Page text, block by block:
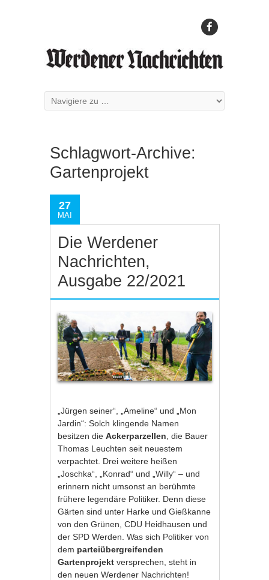
Schlagwort-Archive:
Gartenprojekt
27
MAI
Die Werdener
Nachrichten,
Ausgabe 22/2021
„Jürgen seiner“, „Ameline“ und „Mon
Jardin“: Solch klingende Namen
besitzen dieAckerparzellen , die Bauer
Thomas Leuchten seit neuestem
verpachtet. Drei weitere heißen
„Joschka“, „Konrad“ und „Willy“ – und
erinnern nicht umsonst an berühmte
frühere legendäre Politiker. Denn diese
Gärten sind unter Harke und Gießkanne
von den Grünen, CDU Heidhausen und
der SPD Werden. Was sich Politiker von
dem parteiübergreifenden
Gartenprojekt versprechen, steht in
den neuen Werdener Nachrichten!